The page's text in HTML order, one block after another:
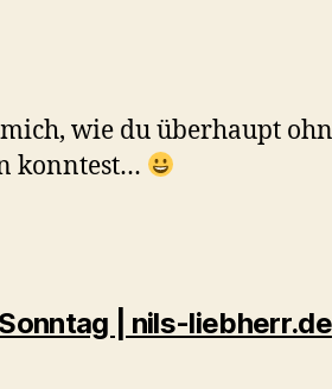
wie du überhaupt
konntest…
| nils-liebherr.de